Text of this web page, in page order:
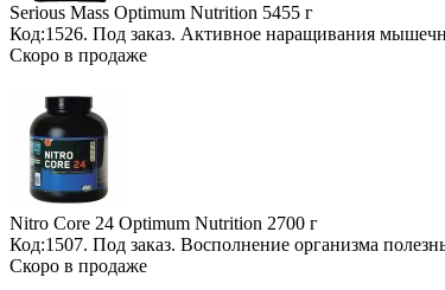
Serious Mass Optimum Nutrition 5455 г
Код:1526. Под заказ. Активное наращивания
Скоро в продаже
Nitro Core 24 Optimum Nutrition 2700 г
Код:1507. Под заказ. Восполнение организма
Скоро в продаже